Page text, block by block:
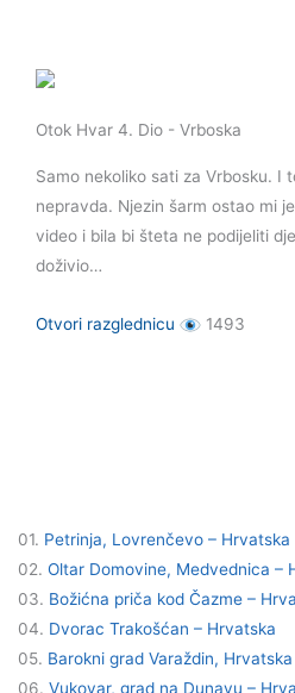
Otok Hvar 4. Dio - Vrboska
Samo nekoliko sati za Vrbosku. I
nepravda. Njezin šarm ostao mi
video i bila bi šteta ne podijeliti
doživio…
Otvori razglednicu 1493
01. Petrinja, Lovrenčevo – Hrvatska
02. Oltar Domovine, Medvednica –
03. Božićna priča kod Čazme –
04. Dvorac Trakošćan – Hrvatska
05. Barokni grad Varaždin, Hrvatska
06. Vukovar, grad na Dunavu –